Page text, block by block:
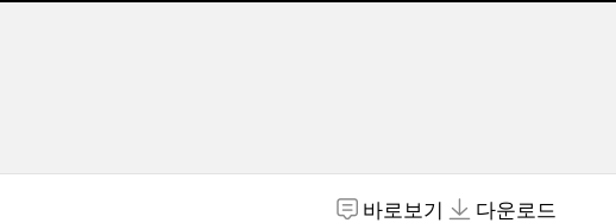
바로보기 다운로드